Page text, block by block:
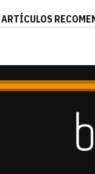
ARTÍCULOS